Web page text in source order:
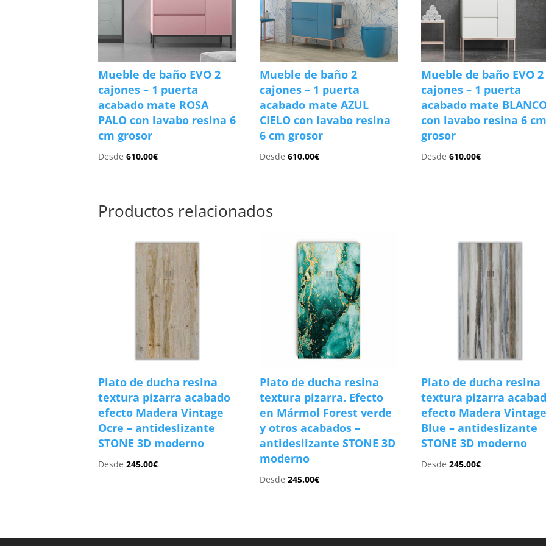
Mueble de baño EVO 2
cajones – 1 puerta
acabado mate ROSA
PALO con lavabo resina 6
cm grosor
Desde610.00€
Mueble de baño 2
cajones – 1 puerta
acabado mate AZUL
CIELO con lavabo resina
6 cm grosor
Desde610.00€
Mueble de baño EVO 2
cajones – 1 puerta
acabado mate
con lavabo resina 6
grosor
Desde610.00€
Productos relacionados
Plato de ducha resina
textura pizarra acabado
efecto Madera Vintage
Ocre – antideslizante
STONE 3D moderno
Desde245.00€
Plato de ducha resina
textura pizarra. Efecto
en Mármol Forest verde
y otros acabados –
antideslizante STONE 3D
moderno
Desde245.00€
Plato de ducha resina
textura pizarra
efecto Madera
Blue – antideslizante
STONE 3D moderno
Desde245.00€